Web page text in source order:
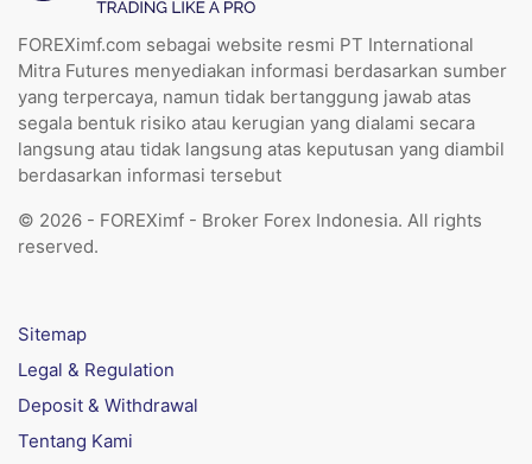
FOREXimf.com sebagai website resmi PT International
Mitra Futures menyediakan informasi berdasarkan sumber
yang terpercaya, namun tidak bertanggung jawab atas
segala bentuk risiko atau kerugian yang dialami secara
langsung atau tidak langsung atas keputusan yang diambil
berdasarkan informasi tersebut
© 2026 - FOREXimf - Broker Forex Indonesia. All rights
reserved.
Sitemap
Legal & Regulation
Deposit & Withdrawal
Tentang Kami